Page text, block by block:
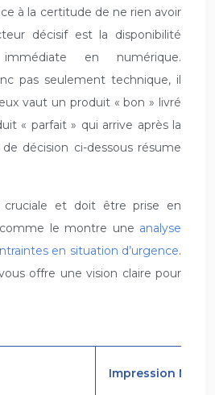
à la certitude de ne rien avoir
décisif est la disponibilité
en numérique.
pas seulement technique, il
vaut un produit « bon » livré
« parfait » qui arrive après la
décision ci-dessous résume
cruciale et doit être prise en
le montre une analyse
en situation d’urgence.
offre une vision claire pour
Impression